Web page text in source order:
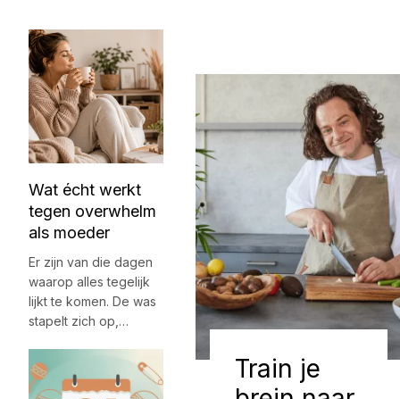
Wat écht werkt
tegen overwhelm
als moeder
Er zijn van die dagen
waarop alles tegelijk
lijkt te komen. De was
stapelt zich op,…
Train je